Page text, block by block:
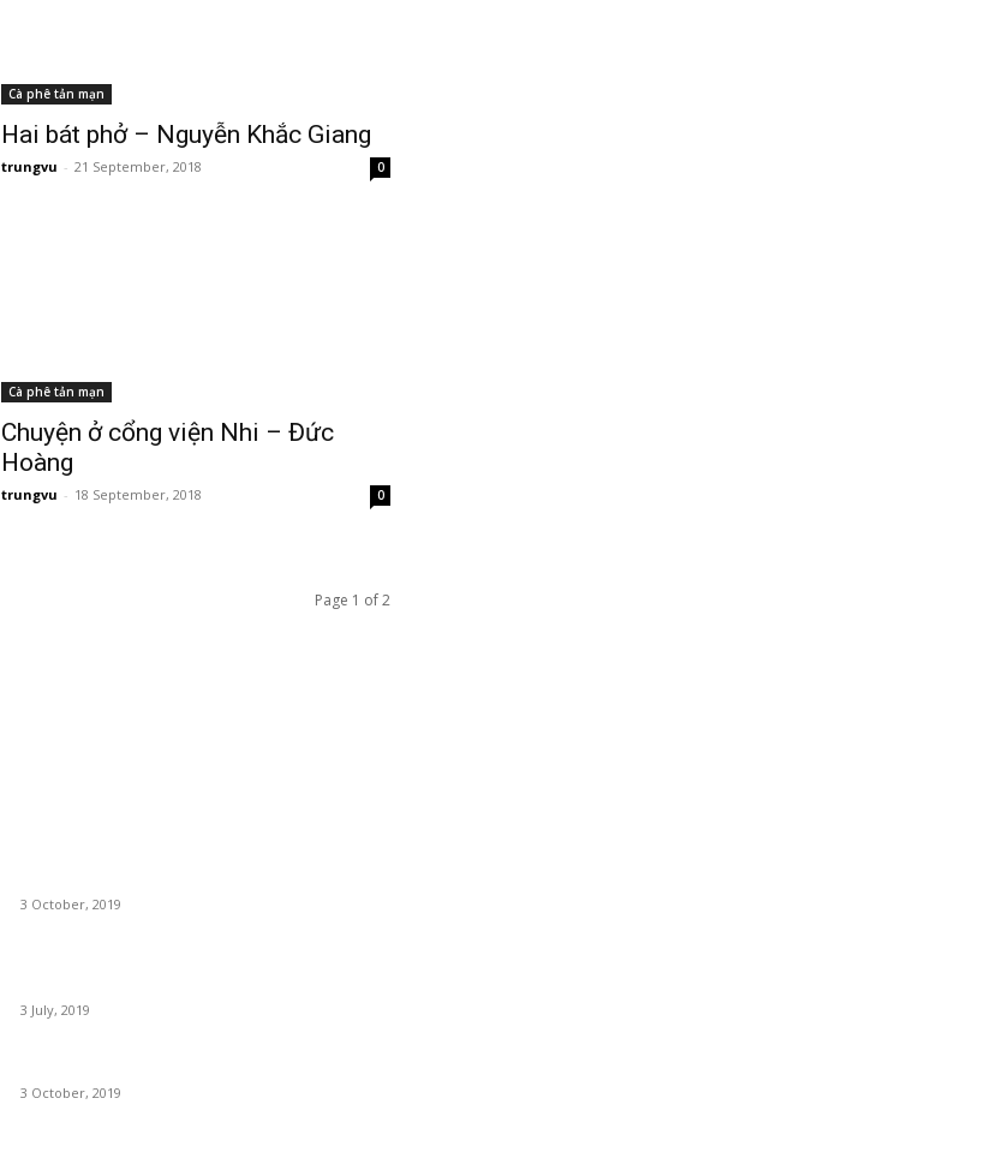
Cà phê tản mạn
Hai bát phở – Nguyễn Khắc Giang
trungvu - 21 September, 2018 0
Cà phê tản mạn
Chuyện ở cổng viện Nhi – Đức
Hoàng
trungvu - 18 September, 2018 0
Page 1 of 2
3 October, 2019
3 July, 2019
3 October, 2019